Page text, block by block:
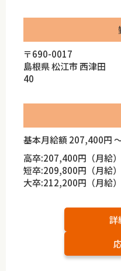
〒690-0017
島根県 松江
40
基本月給額 207,400円
高卒:207,400円（月給）
短卒:209,800円（月給）
大卒:212,200円（月給）
詳